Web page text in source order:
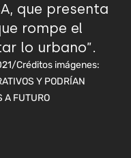
que presenta
rompe el
lo urbano”.
/Créditos imágenes:
Y PODRÍAN
A FUTURO